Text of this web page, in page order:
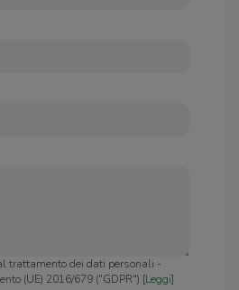
trattamento dei dati personali -
(UE) 2016/679 ("GDPR") [Leggi]